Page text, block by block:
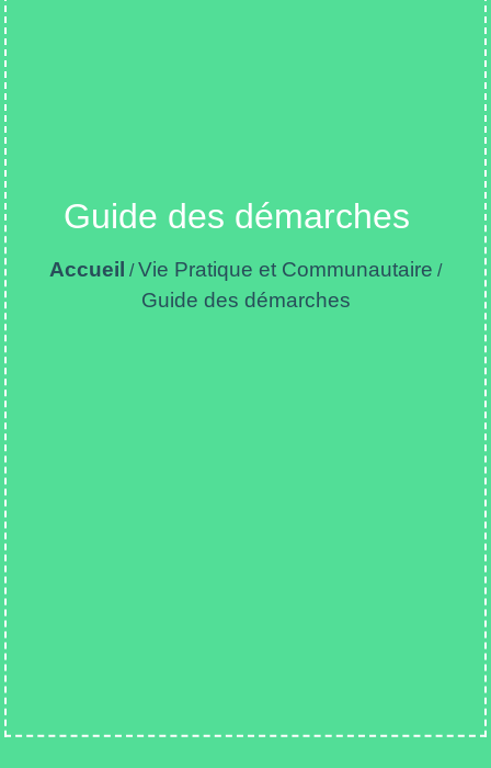
Guide des démarches
Accueil /Vie Pratique et Communautaire /
Guide des démarches